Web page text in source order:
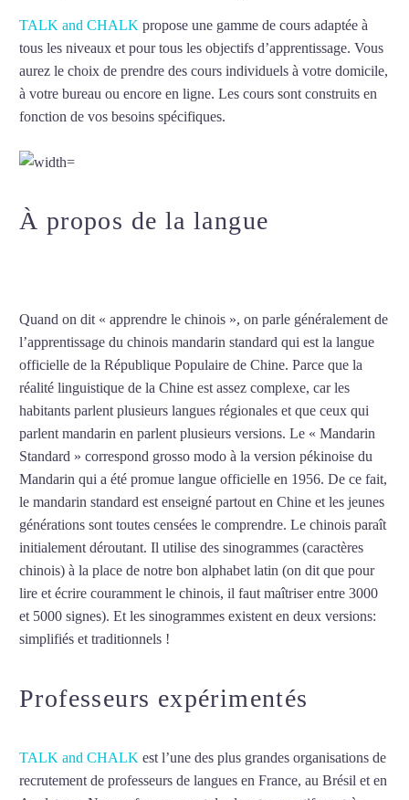
TALK and CHALK propose une gamme de cours adaptée à
tous les niveaux et pour tous les objectifs d’apprentissage. Vous
aurez le choix de prendre des cours individuels à votre domicile,
à votre bureau ou encore en ligne. Les cours sont construits en
fonction de vos besoins spécifiques.
À propos de la langue
Quand on dit « apprendre le chinois », on parle généralement de
l’apprentissage du chinois mandarin standard qui est la langue
officielle de la République Populaire de Chine. Parce que la
réalité linguistique de la Chine est assez complexe, car les
habitants parlent plusieurs langues régionales et que ceux qui
parlent mandarin en parlent plusieurs versions. Le « Mandarin
Standard » correspond grosso modo à la version pékinoise du
Mandarin qui a été promue langue officielle en 1956. De ce fait,
le mandarin standard est enseigné partout en Chine et les jeunes
générations sont toutes censées le comprendre. Le chinois paraît
initialement déroutant. Il utilise des sinogrammes (caractères
chinois) à la place de notre bon alphabet latin (on dit que pour
lire et écrire couramment le chinois, il faut maîtriser entre 3000
et 5000 signes). Et les sinogrammes existent en deux versions:
simplifiés et traditionnels !
Professeurs expérimentés
TALK and CHALK est l’une des plus grandes organisations de
recrutement de professeurs de langues en France, au Brésil et en